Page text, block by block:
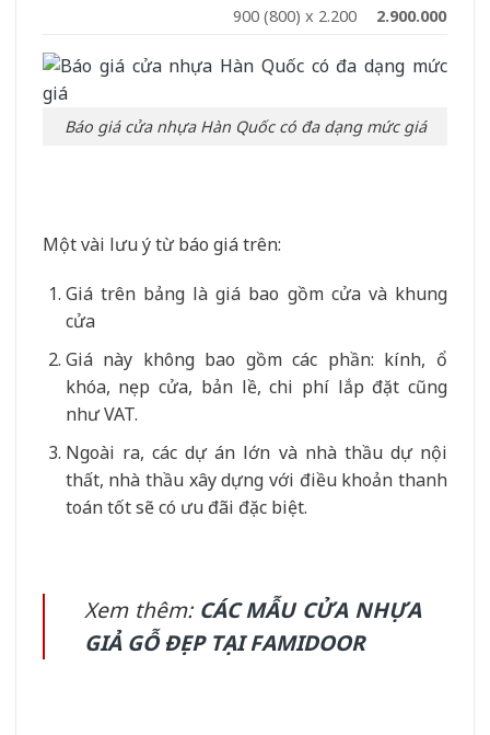
900 (800) x 2.200 2.900.000
Báo giá cửa nhựa Hàn Quốc có đa dạng mức giá
Một vài lưu ý từ báo giá trên:
Giá trên bảng là giá bao gồm cửa và khung
cửa
Giá này không bao gồm các phần: kính, ổ
khóa, nẹp cửa, bản lề, chi phí lắp đặt cũng
như VAT.
Ngoài ra, các dự án lớn và nhà thầu dự nội
thất, nhà thầu xây dựng với điều khoản thanh
toán tốt sẽ có ưu đãi đặc biệt.
Xem thêm: CÁC MẪU CỬA NHỰA
GIẢ GỖ ĐẸP TẠI FAMIDOOR